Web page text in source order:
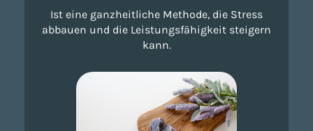
Ist eine ganzheitliche Methode, die Stress
abbauen und die Leistungsfähigkeit steigern
kann.